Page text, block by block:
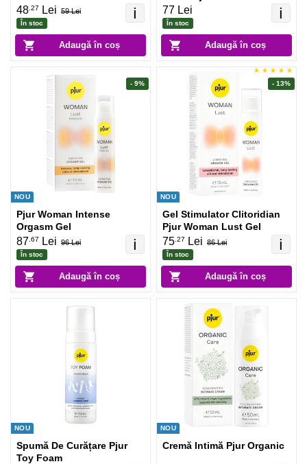
Adaugă în coș
ℹ️
48 .27 Lei 59 Lei
În stoc
Adaugă în coș
ℹ️
77 Lei
În stoc
NOU
Adaugă în coș
ℹ️
Pjur Woman Intense
Orgasm Gel
87 .67 Lei 96 Lei
În stoc
- 9%
NOU
Adaugă în coș
ℹ️
Gel Stimulator Clitoridian
Pjur Woman Lust Gel
75 .27 Lei 86 Lei
În stoc
- 13%
NOU
Spumă De Curățare Pjur
Toy Foam
NOU
Cremă Intimă Pjur Organic